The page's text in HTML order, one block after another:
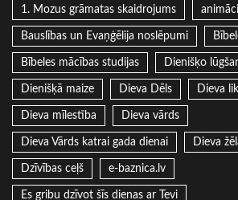
1. Mozus grāmatas skaidrojums
Bauslības un Evaņģēlija noslēpumi
Bībeles mācības studijas Dienišķo
Dienišķā maize Dieva Dēls Dieva
Dieva mīlestība Dieva vārds
Dieva Vārds katrai gada dienai Dieva
Dzīvības ceļš e-baznica.lv
Es gribu dzīvot šīs dienas ar Tevi